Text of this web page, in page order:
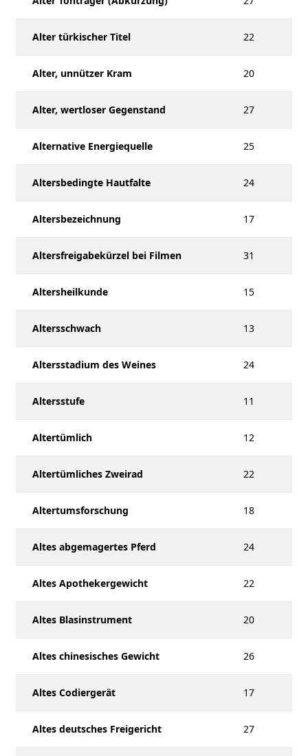
Alter türkischer Titel 22
Alter, unnützer Kram 20
Alter, wertloser Gegenstand 27
Alternative Energiequelle 25
Altersbedingte Hautfalte 24
Altersbezeichnung 17
Altersfreigabekürzel bei Filmen 31
Altersheilkunde 15
Altersschwach 13
Altersstadium des Weines 24
Altersstufe 11
Altertümlich 12
Altertümliches Zweirad 22
Altertumsforschung 18
Altes abgemagertes Pferd 24
Altes Apothekergewicht 22
Altes Blasinstrument 20
Altes chinesisches Gewicht 26
Altes Codiergerät 17
Altes deutsches Freigericht 27